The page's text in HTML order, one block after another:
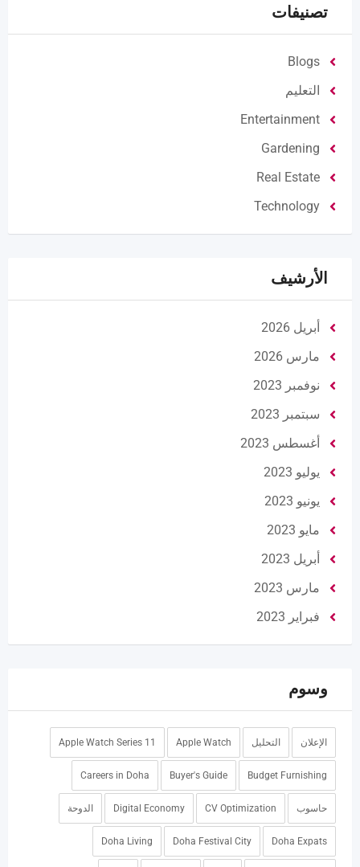
تصنيفات
Blogs
التعليم
Entertainment
Gardening
Real Estate
Technology
الأرشيف
أبريل 2026
مارس 2026
نوفمبر 2023
سبتمبر 2023
أغسطس 2023
يوليو 2023
يونيو 2023
مايو 2023
أبريل 2023
مارس 2023
فبراير 2023
وسوم
الإعلان التحليل Apple Watch
Apple Watch Series 11
Budget Furnishing
Buyer's Guide
Careers in Doha
حاسوب CV Optimization
Digital Economy الدوحة
Doha Expats
Doha Festival City
Doha Living